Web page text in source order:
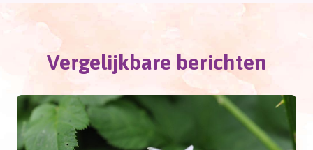
Vergelijkbare berichten